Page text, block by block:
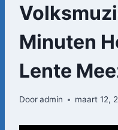
Minuten
Lente
Dooradmin maart 12,